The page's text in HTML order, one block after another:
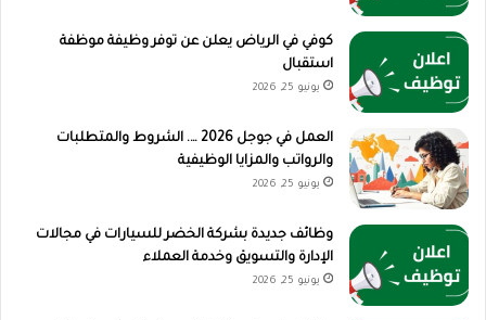
كوفي في الرياض يعلن عن توفر وظيفة موظفة
استقبال
يونيو 25, 2026
العمل في جوجل 2026 …. الشروط والمتطلبات
والرواتب والمزايا الوظيفية
يونيو 25, 2026
وظائف جديدة بشركة الخضر للسيارات في مجالات
الإدارة والتسويق وخدمة العملاء
يونيو 25, 2026